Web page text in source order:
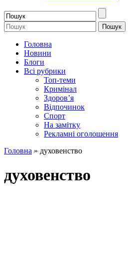
Головна
Новини
Блоги
Всі рубрики
Топ-теми
Кримінал
Здоров’я
Відпочинок
Спорт
На замітку
Рекламні оголошення
Головна » духовенство
духовенство